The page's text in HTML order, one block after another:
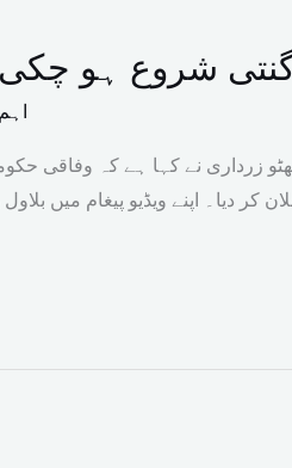
شروع ہو چکی،
بھٹو زرداری نے کہا ہے کہ
کر دیا۔ اپنے ویڈیو پیغام میں